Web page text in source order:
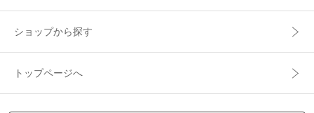
ショップから探す
トップページへ